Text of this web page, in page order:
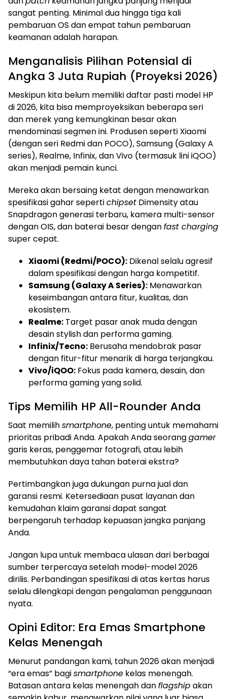
sangat penting. Minimal dua hingga tiga kali
pembaruan OS dan empat tahun pembaruan
keamanan adalah harapan.
Menganalisis Pilihan Potensial di
Angka 3 Juta Rupiah (Proyeksi 2026)
Meskipun kita belum memiliki daftar pasti model HP
di 2026, kita bisa memproyeksikan beberapa seri
dan merek yang kemungkinan besar akan
mendominasi segmen ini. Produsen seperti Xiaomi
(dengan seri Redmi dan POCO), Samsung (Galaxy A
series), Realme, Infinix, dan Vivo (termasuk lini iQOO)
akan menjadi pemain kunci.
Mereka akan bersaing ketat dengan menawarkan
spesifikasi gahar sepertichipset Dimensity atau
Snapdragon generasi terbaru, kamera multi-sensor
dengan OIS, dan baterai besar denganfast charging
super cepat.
Xiaomi (Redmi/POCO): Dikenal selalu agresif
dalam spesifikasi dengan harga kompetitif.
Samsung (Galaxy A Series): Menawarkan
keseimbangan antara fitur, kualitas, dan
ekosistem.
Realme: Target pasar anak muda dengan
desain stylish dan performa gaming.
Infinix/Tecno: Berusaha mendobrak pasar
dengan fitur-fitur menarik di harga terjangkau.
Vivo/iQOO: Fokus pada kamera, desain, dan
performa gaming yang solid.
Tips Memilih HP All-Rounder Anda
Saat memilihsmartphone, penting untuk memahami
prioritas pribadi Anda. Apakah Anda seoranggamer
garis keras, penggemar fotografi, atau lebih
membutuhkan daya tahan baterai ekstra?
Pertimbangkan juga dukungan purna jual dan
garansi resmi. Ketersediaan pusat layanan dan
kemudahan klaim garansi dapat sangat
berpengaruh terhadap kepuasan jangka panjang
Anda.
Jangan lupa untuk membaca ulasan dari berbagai
sumber terpercaya setelah model-model 2026
dirilis. Perbandingan spesifikasi di atas kertas harus
selalu dilengkapi dengan pengalaman penggunaan
nyata.
Opini Editor: Era Emas Smartphone
Kelas Menengah
Menurut pandangan kami, tahun 2026 akan menjadi
“era emas” bagismartphone kelas menengah.
Batasan antara kelas menengah danflagshipakan